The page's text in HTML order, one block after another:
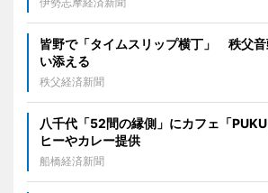
皆野で「タイムスリップ横丁」 秩父
い添える
秩父経済新聞
八千代「52間の縁側」にカフェ「
ヒーやカレー提供
船橋経済新聞